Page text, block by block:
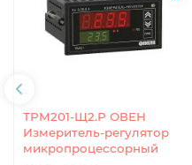
ТРМ201-Щ2.Р ОВЕН
Измеритель-регулятор
микропроцессорный